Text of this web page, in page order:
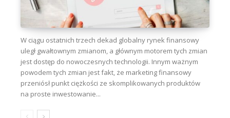
W ciągu ostatnich trzech dekad globalny rynek finansowy
uległ gwałtownym zmianom, a głównym motorem tych zmian
jest dostęp do nowoczesnych technologii. Innym ważnym
powodem tych zmian jest fakt, że marketing finansowy
przeniósł punkt ciężkości ze skomplikowanych produktów
na proste inwestowanie...